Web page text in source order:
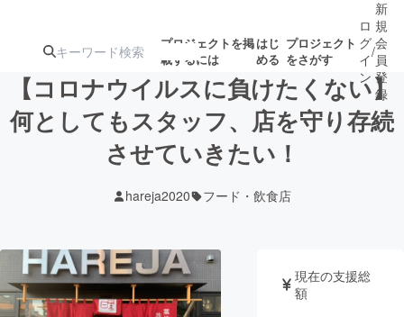
プロジェクトを掲
載するには
はじ
める
プロジェクト
をさがす
注目のリ 注目の新着プロ募集終了が近いプ
ロジェクト
テクノロジー・ガジェット
ロ
グ
イ
ン
/
新
規
会
員
登
録
【コロナウイルスに負けたくない】
何としてもスタッフ、店を守り存続
させていきたい！
hareja2020 フード・飲食店
現在の支援総
額